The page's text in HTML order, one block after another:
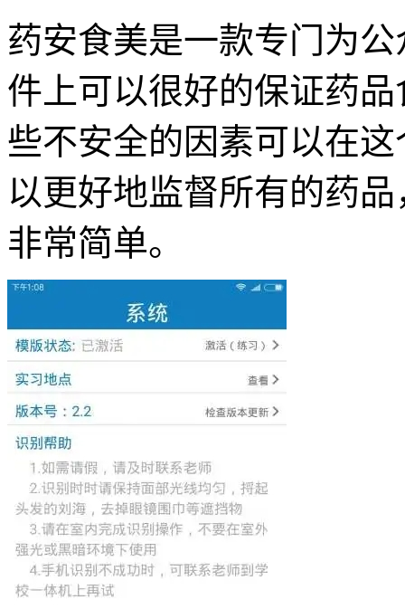
药安食美是一款专门为
件上可以很好的保证药品
些不安全的因素可以在
以更好地监督所有的药
非常简单。